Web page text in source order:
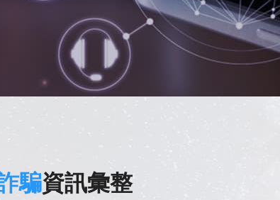
騙資訊彙整